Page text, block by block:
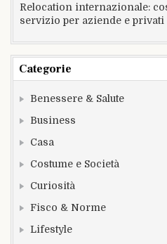
Relocation internazionale:
servizio per aziende e privati
Categorie
Benessere & Salute
Business
Casa
Costume e Società
Curiosità
Fisco & Norme
Lifestyle